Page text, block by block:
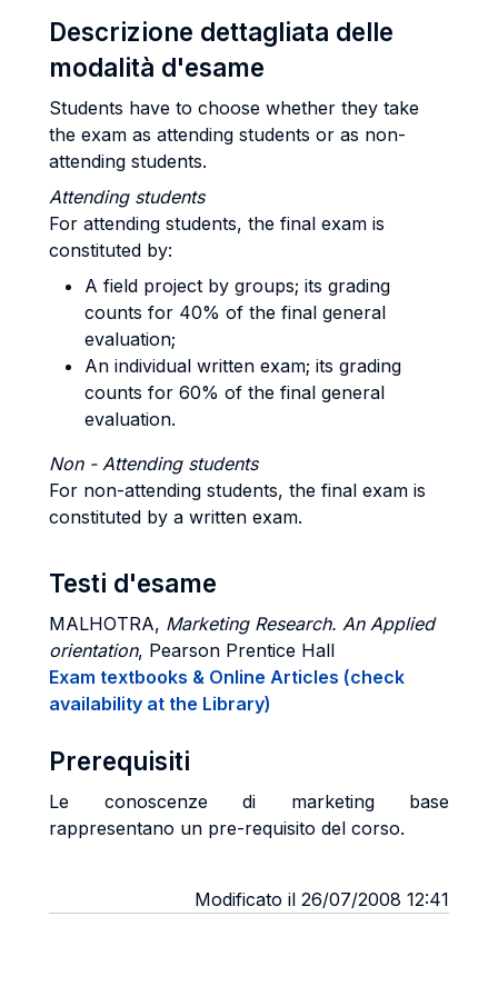
Descrizione dettagliata delle
modalità d'esame
Students have to choose whether they take
the exam as attending students or as non-
attending students.
Attending students
For attending students, the final exam is
constituted by:
A field project by groups; its grading
counts for 40% of the final general
evaluation;
An individual written exam; its grading
counts for 60% of the final general
evaluation.
Non - Attending students
For non-attending students, the final exam is
constituted by a written exam.
Testi d'esame
MALHOTRA, Marketing Research. An Applied
orientation, Pearson Prentice Hall
Exam textbooks & Online Articles (check
availability at the Library)
Prerequisiti
Le conoscenze di marketing base
rappresentano un pre-requisito del corso.
Modificato il 26/07/2008 12:41